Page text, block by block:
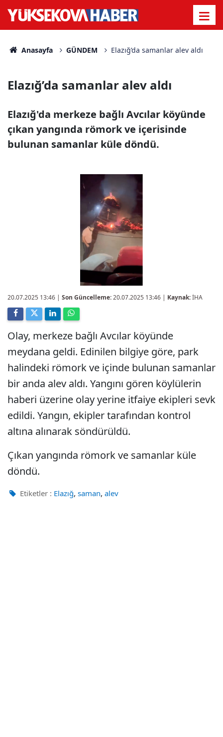
Anasayfa GÜNDEM Elazığ’da samanlar alev aldı
Elazığ’da samanlar alev aldı
Elazığ'da merkeze bağlı Avcılar köyünde
çıkan yangında römork ve içerisinde
bulunan samanlar küle döndü.
20.07.2025 13:46 | Son Güncelleme:20.07.2025 13:46 | Kaynak:İHA
Olay, merkeze bağlı Avcılar köyünde
meydana geldi. Edinilen bilgiye göre, park
halindeki römork ve içinde bulunan samanlar
bir anda alev aldı. Yangını gören köylülerin
haberi üzerine olay yerine itfaiye ekipleri sevk
edildi. Yangın, ekipler tarafından kontrol
altına alınarak söndürüldü.
Çıkan yangında römork ve samanlar küle
döndü.
Etiketler : Elazığ, saman, alev